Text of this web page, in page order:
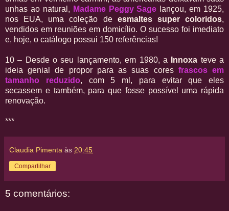
unhas ao natural, Madame Peggy Sage lançou, em 1925,
nos EUA, uma coleção de esmaltes super coloridos,
vendidos em reuniões em domicílio. O sucesso foi imediato
e, hoje, o catálogo possui 150 referências!
10 – Desde o seu lançamento, em 1980, a Innoxa teve a
ideia genial de propor para as suas cores frascos em
tamanho reduzido, com 5 ml, para evitar que eles
secassem e também, para que fosse possível uma rápida
renovação.
***
Claudia Pimenta às 20:45
Compartilhar
5 comentários: